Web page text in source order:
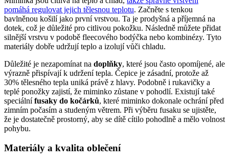
pomáhá regulovat jejich tělesnou teplotu. Začněte s tenkou
bavlněnou košilí jako první vrstvou. Ta je prodyšná a příjemná na
dotek, což je důležité pro citlivou pokožku. Následně můžete přidat
silnější vrstvu v podobě fleecového bodýčka nebo kombinézy. Tyto
materiály dobře udržují teplo a izolují vůči chladu.
Důležité je nezapomínat na doplňky, které jsou často opomíjené, ale
výrazně přispívají k udržení tepla. Čepice je zásadní, protože až
30% tělesného tepla uniká právě z hlavy. Podobně i rukavičky a
teplé ponožky zajistí, že miminko zůstane v pohodlí. Existují také
speciálnífusaky do kočárků, které miminko dokonale ochrání před
zimním počasím a studeným větrem. Při výběru fusaku se ujistěte,
že je dostatečně prostorný, aby se dítě cítilo pohodlně a mělo volnost
pohybu.
Materiály a kvalita oblečení